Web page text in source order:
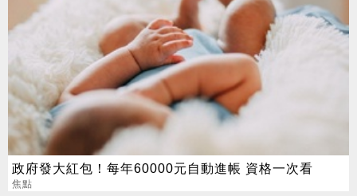
政府發大紅包！每年60000元自動進帳 資格一次看
焦點